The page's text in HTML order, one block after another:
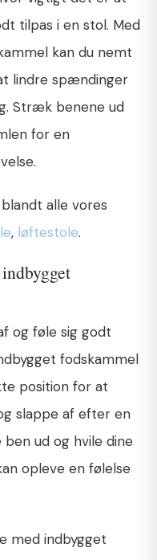
tilpas i en stol. Med
kan du nemt
lindre spændinger
Stræk benene ud
for en
alle vores
, løftestole.
og føle sig godt
fodskammel
position for at
slappe af efter en
ud og hvile dine
opleve en følelse
med indbygget